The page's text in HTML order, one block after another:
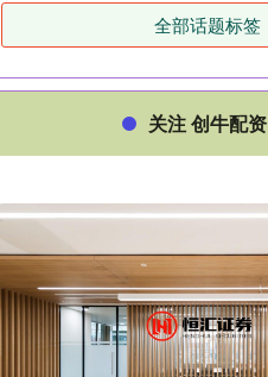
全部话题标签
关注 创牛配资